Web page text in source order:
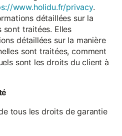
www.holidu.fr/privacy.
détaillées sur la
sont traitées. Elles
détaillées sur la manière
sont traitées, comment
sont les droits du client à
tous les droits de garantie